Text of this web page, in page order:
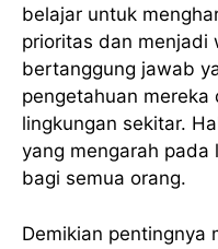
belajar untuk
prioritas dan menjadi
bertanggung jawab
pengetahuan mereka
lingkungan sekitar.
yang mengarah pada
bagi semua orang.
Demikian pentingnya